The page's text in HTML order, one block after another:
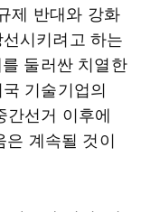
제 반대와 강화
시키려고 하는
둘러싼 치열한
기술기업의
간선거 이후에
은 계속될 것이